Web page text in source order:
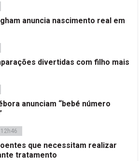
anuncia nascimento real em
divertidas com filho mais
anunciam “bebé número
12h46
que necessitam realizar
tratamento